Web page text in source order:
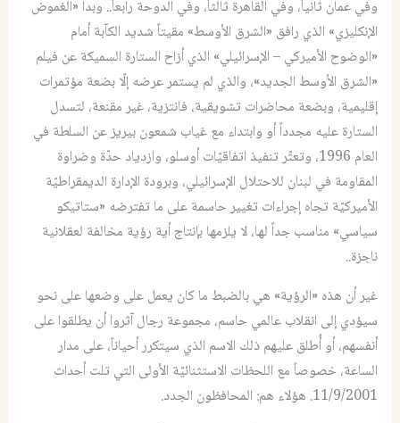
وفي عمان ثانياً، وفي القاهرة ثالثاً، وفي الدوحة رابعاً.. وبدا «الغموض
الإنكليزي» الذي رافق «الشرق الأوسط» مقيتاً شديد الكآبة أمام
«الوضوح الأميركي – الإسرائيلي» الذي أزاح الستارة السميكة عن فيلم
«الشرق الأوسط الجديد»، والذي لم يستمر عرضه إلّا بضعة مؤتمرات
إقليمية، وبضعة محاضرات تشويقية، فانتزية، غير مقنعة، لتسدل
الستارة عليه مجدداً أو وابتداء مع غياب شمعون بيريز عن السلطة في
العام 1996، وتعثّر تنفيذ اتفاقيّات أوسلو، وازدياد حدّة وضراوة
المقاومة في لبنان للاحتلال الإسرائيلي، وبرودة الإدارة الديمقراطيّة
الأميركيّة تجاه إجراءات تغيير حاسمة على ما تفترضه «ستاتيكو
سياسي» مناسب جداً لها، لا يلزمها بإنتاج أية رؤية مخالفة لعقلانية
ناجزة..
غير أن هذه «الرؤية» هي بالضبط ما كان يعمل على وضعها على نحو
سيؤدي إلى انقلاب عالمي حاسم، مجموعة رجال آثروا أن يطلقوا على
أنفسهم، أو أُطلق عليهم ذلك الاسم الذي سيتكرر أحياناً، على مدار
الساعة، خصوصاً مع اللحظات الاستثنائيّة الأولى التي تلت أحداث
11/9/2001. هؤلاء هم: المحافظون الجدد.